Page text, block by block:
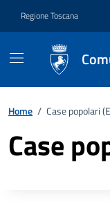
Regione Toscana
Home / Case popolari
Case